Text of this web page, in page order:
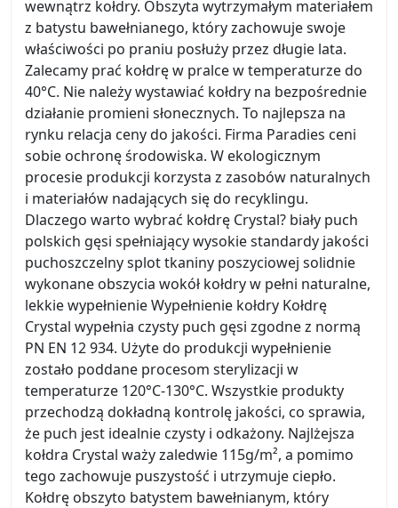
wewnątrz kołdry. Obszyta wytrzymałym materiałem
z batystu bawełnianego, który zachowuje swoje
właściwości po praniu posłuży przez długie lata.
Zalecamy prać kołdrę w pralce w temperaturze do
40°C. Nie należy wystawiać kołdry na bezpośrednie
działanie promieni słonecznych. To najlepsza na
rynku relacja ceny do jakości. Firma Paradies ceni
sobie ochronę środowiska. W ekologicznym
procesie produkcji korzysta z zasobów naturalnych
i materiałów nadających się do recyklingu.
Dlaczego warto wybrać kołdrę Crystal? biały puch
polskich gęsi spełniający wysokie standardy jakości
puchoszczelny splot tkaniny poszyciowej solidnie
wykonane obszycia wokół kołdry w pełni naturalne,
lekkie wypełnienie Wypełnienie kołdry Kołdrę
Crystal wypełnia czysty puch gęsi zgodne z normą
PN EN 12 934. Użyte do produkcji wypełnienie
zostało poddane procesom sterylizacji w
temperaturze 120°C-130°C. Wszystkie produkty
przechodzą dokładną kontrolę jakości, co sprawia,
że puch jest idealnie czysty i odkażony. Najlżejsza
kołdra Crystal waży zaledwie 115g/m², a pomimo
tego zachowuje puszystość i utrzymuje ciepło.
Kołdrę obszyto batystem bawełnianym, który